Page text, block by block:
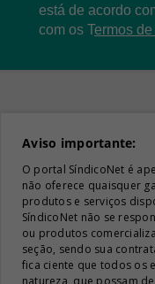
está de acordo
com os Termos de
Aviso importante:
O portal SíndicoNet é
não oferece quaisquer
produtos e serviços
SíndicoNet não se
ou produtos
seção, sendo sua
fica ciente que todos os